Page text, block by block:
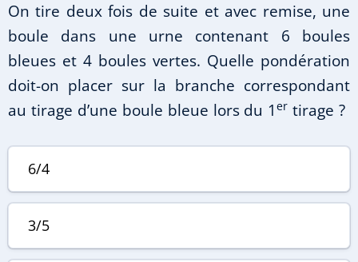
On tire deux fois de suite et avec remise, une
boule dans une urne contenant 6 boules
bleues et 4 boules vertes. Quelle pondération
doit-on placer sur la branche correspondant
au tirage d’une boule bleue lors du 1er tirage ?
6/4
3/5